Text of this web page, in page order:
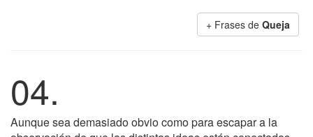
+ Frases de Queja
04.
Aunque sea demasiado obvio como para escapar a la